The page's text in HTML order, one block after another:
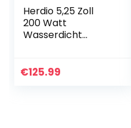
Herdio 5,25 Zoll
200 Watt
Wasserdicht
Patio Deck
€125.99